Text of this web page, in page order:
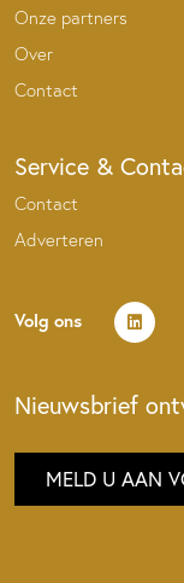
Onze partners
Over
Contact
Service &
Contact
Adverteren
Volg ons
Nieuwsbrief
MELD U AAN